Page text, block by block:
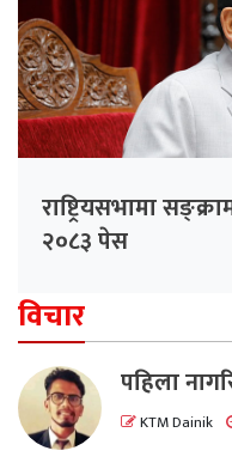
राष्ट्रियसभामा
२०८३ पेस
विचार
पहिला
KTM Dainik